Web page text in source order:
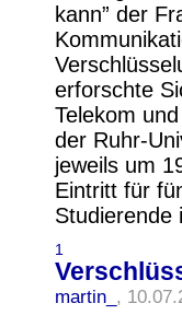
kann” der
erforschte
Telekom
der Ruhr-
jeweils um
Eintritt für
Studierende
1
martin_ ,